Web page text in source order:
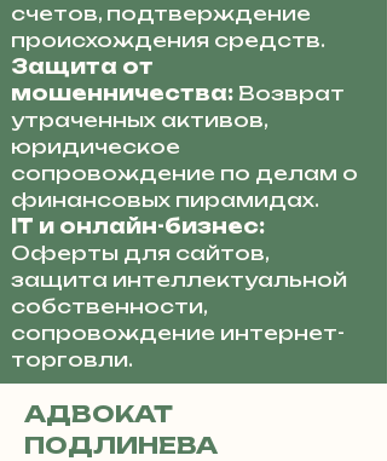
счетов, подтверждение
происхождения средств.
Защита от
мошенничества: Возврат
утраченных активов,
юридическое
сопровождение по делам о
финансовых пирамидах.
IT и онлайн-бизнес:
Оферты для сайтов,
защита интеллектуальной
собственности,
сопровождение интернет-
торговли.
АДВОКАТ
ПОДЛИНЕВА